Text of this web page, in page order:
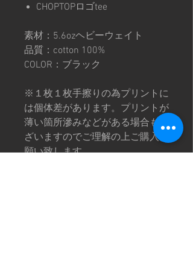
CHOPTOPロゴtee
素材：5.6ozヘビーウェイト
品質：cotton 100%
COLOR：ブラック
※１枚１枚手擦りの為プリントに
は個体差があります。プリントが
薄い箇所滲みなどがある場合もご
ざいますのでご理解の上ご購入お
願い致します。